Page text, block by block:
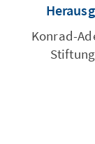
Konrad-